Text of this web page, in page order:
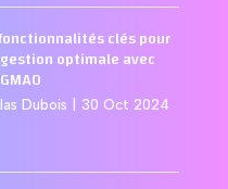
clés pour
optimale avec
Dubois 30 Oct 2024